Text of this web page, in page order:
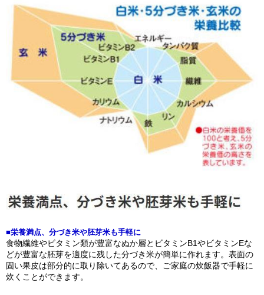
■栄養満点、分づき米や胚芽米も手軽に
食物繊維やビタミン類が豊富なぬか層とビタミンB1やビタミンEな
どが豊富な胚芽を適度に残した分づき米が簡単に作れます。表面の
固い果皮は部分的に取り除いてあるので、ご家庭の炊飯器で手軽に
炊くことができます。